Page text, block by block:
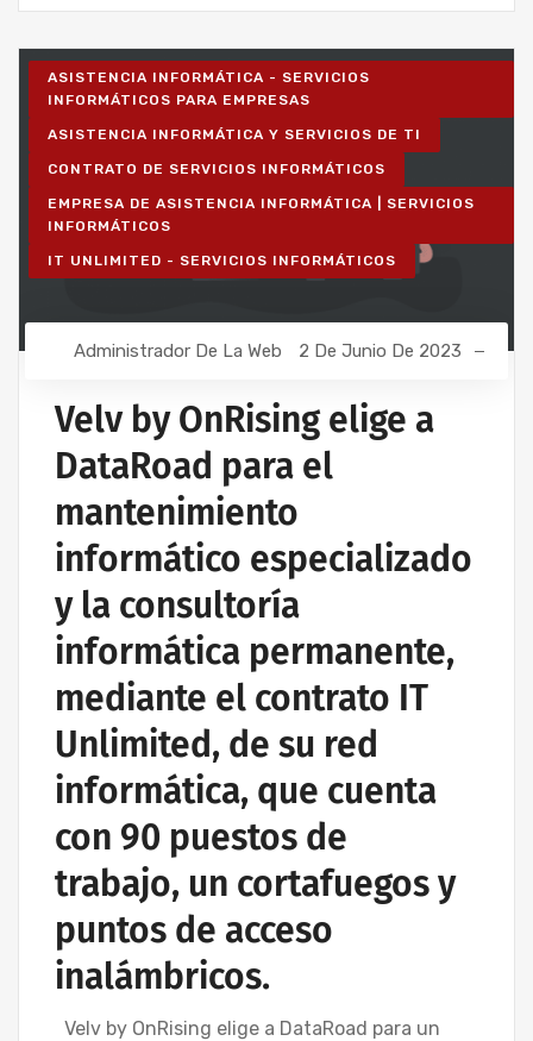
ASISTENCIA INFORMÁTICA - SERVICIOS
INFORMÁTICOS PARA EMPRESAS
ASISTENCIA INFORMÁTICA Y SERVICIOS DE TI
CONTRATO DE SERVICIOS INFORMÁTICOS
EMPRESA DE ASISTENCIA INFORMÁTICA | SERVICIOS
INFORMÁTICOS
IT UNLIMITED - SERVICIOS INFORMÁTICOS
Administrador De La Web 2 De Junio De 2023
Velv by OnRising elige a
DataRoad para el
mantenimiento
informático especializado
y la consultoría
informática permanente,
mediante el contrato IT
Unlimited, de su red
informática, que cuenta
con 90 puestos de
trabajo, un cortafuegos y
puntos de acceso
inalámbricos.
Velv by OnRising elige a DataRoad para un